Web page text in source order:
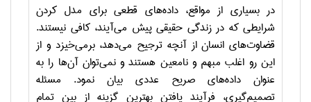
در بسیاری از مواقع، داده‌های قطعی برای مدل کردن
شرایطی که در زندگی حقیقی پیش می‌آیند، کافی نیستند.
قضاوت‌های انسان از آنچه ترجیح می‌دهد، برمی‌خیزد و از
این رو اغلب مبهم و نامعین هستند و نمی‌توان آن‌ها را به
عنوان داده‌های صریح عددی بیان نمود. مسئله
تصمیم‌گیری، فرآیند یافتن بهترین گزینه از بین تمام